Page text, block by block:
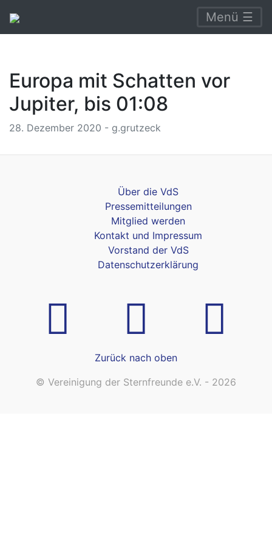
Menü ☰
Europa mit Schatten vor
Jupiter, bis 01:08
28. Dezember 2020 - g.grutzeck
Über die VdS
Pressemitteilungen
Mitglied werden
Kontakt und Impressum
Vorstand der VdS
Datenschutzerklärung
Zurück nach oben
© Vereinigung der Sternfreunde e.V. - 2026